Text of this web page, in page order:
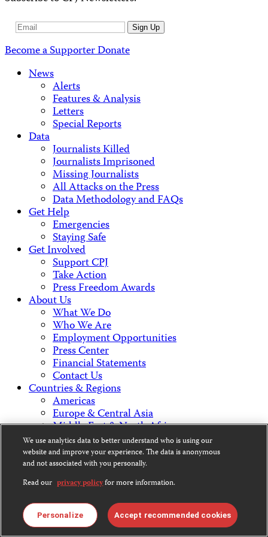
Email
Sign Up
Become a SupporterDonate
News
Alerts
Features & Analysis
Letters
Special Reports
Data
Journalists Killed
Journalists Imprisoned
Missing Journalists
All Attacks on the Press
Data Methodology and FAQs
Get Help
Emergencies
Staying Safe
Get Involved
Support CPJ
Take Action
Press Freedom Awards
About Us
What We Do
Who We Are
Employment Opportunities
Press Center
Financial Statements
Contact Us
Countries & Regions
Americas
Europe & Central Asia
Middle East & North Africa
Africa
Asia
Contact Us
CPJ is a 501(c)3 non-profit.
We use analytics data to better understand who is using our
website and improve your experience. The data is anonymous
and not associated with you personally.
Read our privacy policyfor more information.
Personalize Accept recommended cookies